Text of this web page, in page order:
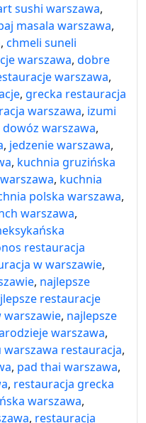
sushi warszawa,
masala warszawa,
, chmeli suneli
warszawa, dobre
warszawa,
, grecka restauracja
warszawa, izumi
dowóz warszawa,
, jedzenie warszawa,
, kuchnia gruzińska
, kuchnia
polska warszawa,
warszawa,
restauracja
w warszawie,
, najlepsze
restauracje
warszawie, najlepsze
warszawa,
warszawa restauracja,
, pad thai warszawa,
, restauracja grecka
warszawa,
, restauracja